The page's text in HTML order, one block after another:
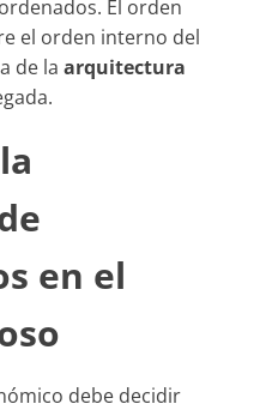
El orden
el orden interno del
de la arquitectura
en el
debe decidir